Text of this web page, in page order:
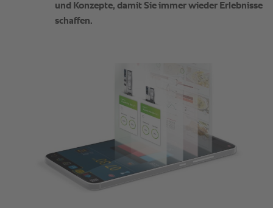
und Konzepte, damit Sie immer wieder Erlebnisse
schaffen.